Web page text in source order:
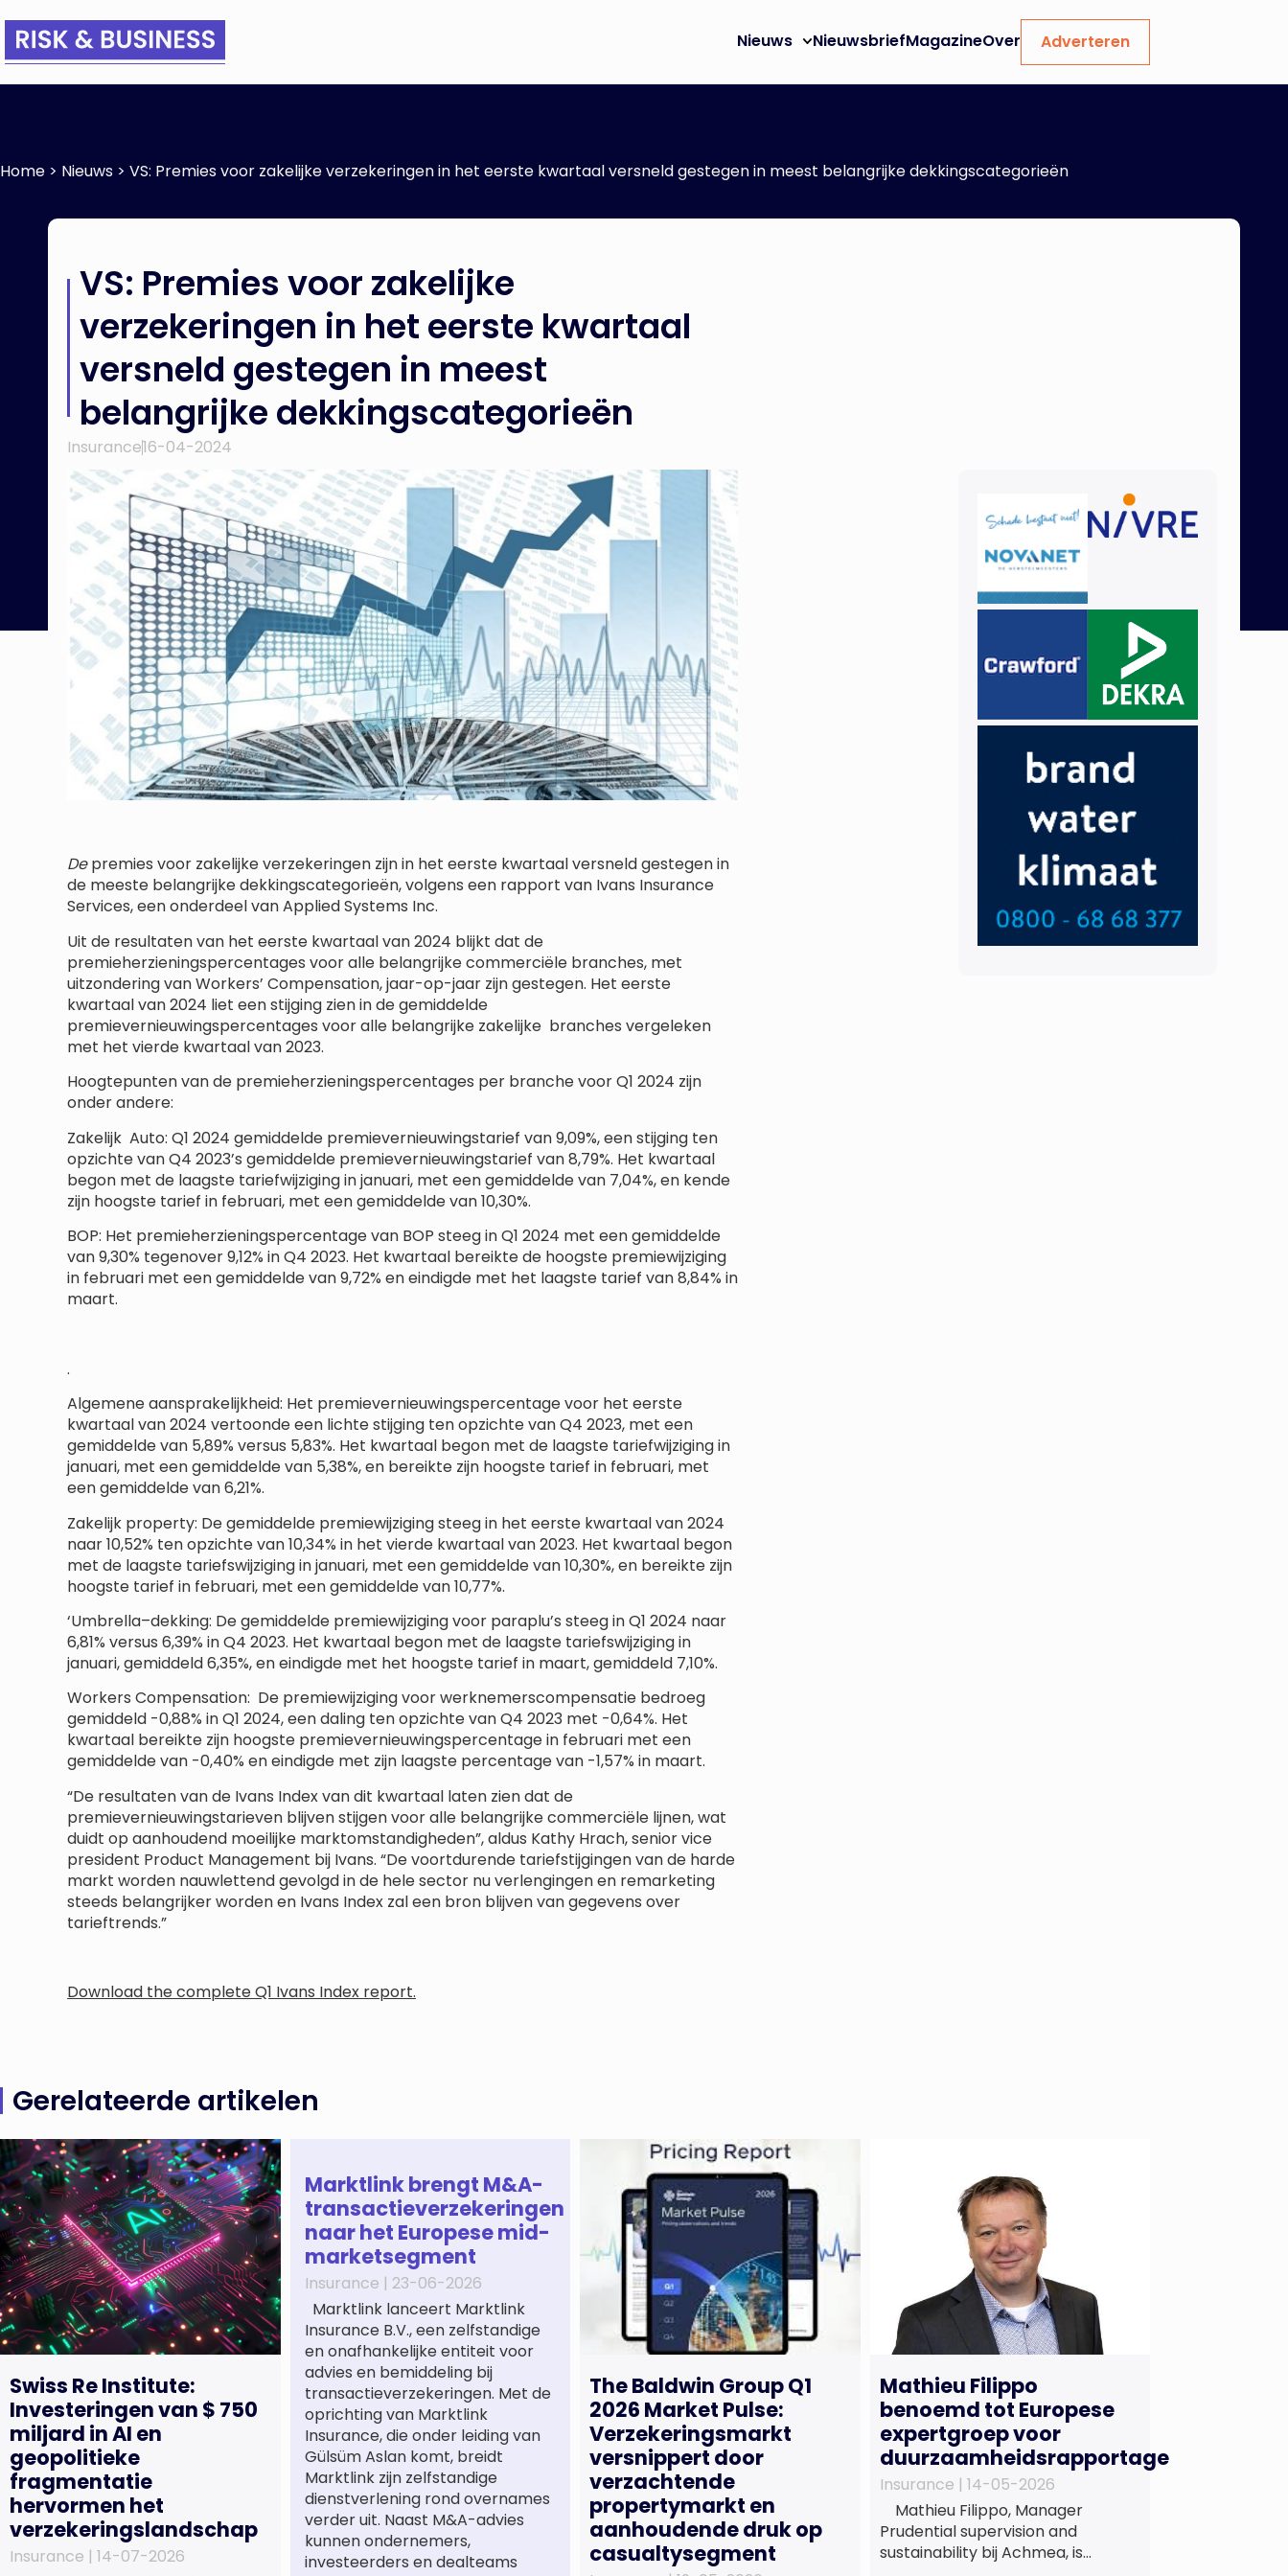
Nieuws NieuwsbriefMagazineOver Adverteren
Home > Nieuws > VS: Premies voor zakelijke verzekeringen in het eerste kwartaal versneld gestegen in meest belangrijke dekkingscategorieën
VS: Premies voor zakelijke
verzekeringen in het eerste kwartaal
versneld gestegen in meest
belangrijke dekkingscategorieën
Insurance16-04-2024
Depremies voor zakelijke verzekeringen zijn in het eerste kwartaal versneld gestegen in
de meeste belangrijke dekkingscategorieën, volgens een rapport van Ivans Insurance
Services, een onderdeel van Applied Systems Inc.
Uit de resultaten van het eerste kwartaal van 2024 blijkt dat de
premieherzieningspercentages voor alle belangrijke commerciële branches, met
uitzondering van Workers’ Compensation, jaar-op-jaar zijn gestegen. Het eerste
kwartaal van 2024 liet een stijging zien in de gemiddelde
premievernieuwingspercentages voor alle belangrijke zakelijke branches vergeleken
met het vierde kwartaal van 2023.
Hoogtepunten van de premieherzieningspercentages per branche voor Q1 2024 zijn
onder andere:
Zakelijk Auto: Q1 2024 gemiddelde premievernieuwingstarief van 9,09%, een stijging ten
opzichte van Q4 2023’s gemiddelde premievernieuwingstarief van 8,79%. Het kwartaal
begon met de laagste tariefwijziging in januari, met een gemiddelde van 7,04%, en kende
zijn hoogste tarief in februari, met een gemiddelde van 10,30%.
BOP: Het premieherzieningspercentage van BOP steeg in Q1 2024 met een gemiddelde
van 9,30% tegenover 9,12% in Q4 2023. Het kwartaal bereikte de hoogste premiewijziging
in februari met een gemiddelde van 9,72% en eindigde met het laagste tarief van 8,84% in
maart.
.
Algemene aansprakelijkheid: Het premievernieuwingspercentage voor het eerste
kwartaal van 2024 vertoonde een lichte stijging ten opzichte van Q4 2023, met een
gemiddelde van 5,89% versus 5,83%. Het kwartaal begon met de laagste tariefwijziging in
januari, met een gemiddelde van 5,38%, en bereikte zijn hoogste tarief in februari, met
een gemiddelde van 6,21%.
Zakelijk property: De gemiddelde premiewijziging steeg in het eerste kwartaal van 2024
naar 10,52% ten opzichte van 10,34% in het vierde kwartaal van 2023. Het kwartaal begon
met de laagste tariefswijziging in januari, met een gemiddelde van 10,30%, en bereikte zijn
hoogste tarief in februari, met een gemiddelde van 10,77%.
‘Umbrella–dekking: De gemiddelde premiewijziging voor paraplu’s steeg in Q1 2024 naar
6,81% versus 6,39% in Q4 2023. Het kwartaal begon met de laagste tariefswijziging in
januari, gemiddeld 6,35%, en eindigde met het hoogste tarief in maart, gemiddeld 7,10%.
Workers Compensation: De premiewijziging voor werknemerscompensatie bedroeg
gemiddeld -0,88% in Q1 2024, een daling ten opzichte van Q4 2023 met -0,64%. Het
kwartaal bereikte zijn hoogste premievernieuwingspercentage in februari met een
gemiddelde van -0,40% en eindigde met zijn laagste percentage van -1,57% in maart.
“De resultaten van de Ivans Index van dit kwartaal laten zien dat de
premievernieuwingstarieven blijven stijgen voor alle belangrijke commerciële lijnen, wat
duidt op aanhoudend moeilijke marktomstandigheden”, aldus Kathy Hrach, senior vice
president Product Management bij Ivans. “De voortdurende tariefstijgingen van de harde
markt worden nauwlettend gevolgd in de hele sector nu verlengingen en remarketing
steeds belangrijker worden en Ivans Index zal een bron blijven van gegevens over
tarieftrends.”
Download the complete Q1 Ivans Index report.
Gerelateerde artikelen
Swiss Re Institute:
Investeringen van $ 750
miljard in AI en
geopolitieke
fragmentatie
hervormen het
verzekeringslandschap
Insurance | 14-07-2026
Marktlink brengt M&A-
transactieverzekeringen
naar het Europese mid-
marketsegment
Insurance | 23-06-2026
Marktlink lanceert Marktlink
Insurance B.V., een zelfstandige
en onafhankelijke entiteit voor
advies en bemiddeling bij
transactieverzekeringen. Met de
oprichting van Marktlink
Insurance, die onder leiding van
Gülsüm Aslan komt, breidt
Marktlink zijn zelfstandige
dienstverlening rond overnames
verder uit. Naast M&A-advies
kunnen ondernemers,
investeerders en dealteams
The Baldwin Group Q1
2026 Market Pulse:
Verzekeringsmarkt
versnippert door
verzachtende
propertymarkt en
aanhoudende druk op
casualtysegment
Mathieu Filippo
benoemd tot Europese
expertgroep voor
duurzaamheidsrapportage
Insurance | 14-05-2026
Mathieu Filippo, Manager
Prudential supervision and
sustainability bij Achmea, is